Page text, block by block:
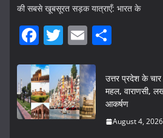
की सबसे खूबसूरत सड़क यात्राएँ: भारत के
F
c
e
b
T
itt
er
E
ai
l
ar
e
उत्तर प्रदेश के
महल, वाराणसी,
आकर्षण
August 4, 2026